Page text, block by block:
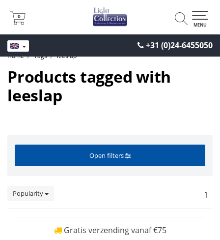
+31 (0)24-6455050
0
0
MENU
Home Tags leeslap
Products tagged with
leeslap
Open filters
Popularity 1
Gratis verzending vanaf €75